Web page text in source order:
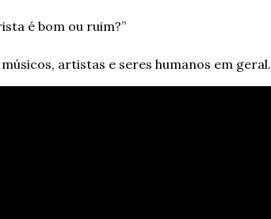
é bom ou ruim?”
artistas e seres humanos em geral.